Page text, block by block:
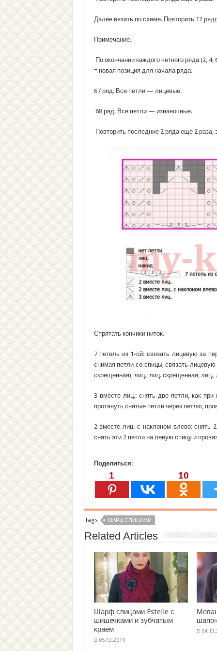
Далее вязать по схеме. Повторить 12
Примечание.
По окончании каждого четного ряда (2,
= новая позиция для начала ряда.
67 ряд. Все петли — лицевые.
68 ряд. Все петли — изнаночные.
Повторить последние 2 ряда еще 2 раза,
Спрятать кончики ниток.
7 петель из 1-ой: связать лицевую за
снимая петли со спицы, связать
скрещенная), лиц., лиц. скрещенная,
3 вместе лиц.: снять две петли, как
протянуть снятые петли через петлю,
2 вместе лиц. с наклоном влево: снять
снять эти 2 петли на левую спицу и
Поделиться:
1 10
Tags ШАРФ СПИЦАМИ
Related Articles
Шарф спицами Estelle с
шишечками и зубчатым
краем